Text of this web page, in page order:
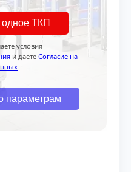
ТКП
условия
и даете Согласие на
параметрам